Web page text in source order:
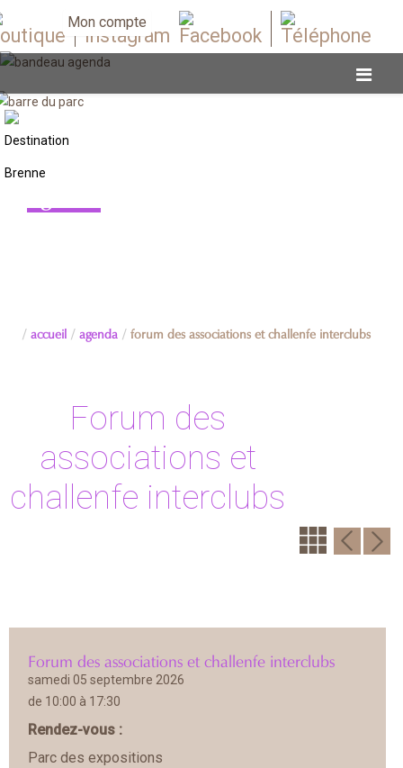
Mon compte
accueil agenda forum des associations et challenfe interclubs
Forum des
associations et
challenfe interclubs
Forum des associations et challenfe interclubs
samedi 05 septembre 2026
de 10:00 à 17:30
Rendez-vous :
Parc des expositions